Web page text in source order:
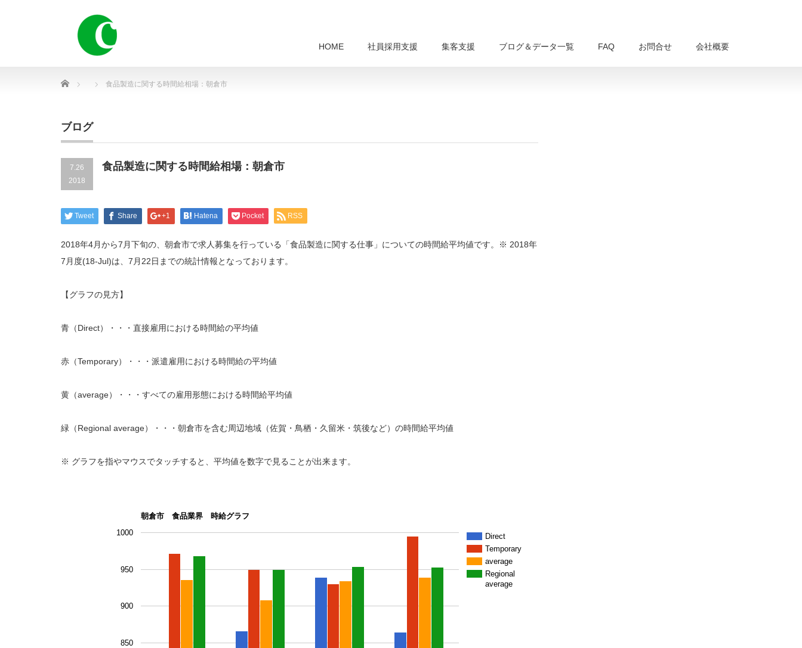
HOME 社員採用支援 集客支援 ブログ＆データ一覧 FAQ お問合せ 会社概要
Home 食品製造に関する時間給相場：朝倉市
ブログ
7.26
2018
食品製造に関する時間給相場：朝倉市
Tweet Share +1 Hatena Pocket RSS
2018年4月から7月下旬の、朝倉市で求人募集を行っている「食品製造に関する仕事」についての時間給平均値です。※ 2018年
7月度(18-Jul)は、7月22日までの統計情報となっております。
【グラフの見方】
青（Direct）・・・直接雇用における時間給の平均値
赤（Temporary）・・・派遣雇用における時間給の平均値
黄（average）・・・すべての雇用形態における時間給平均値
緑（Regional average）・・・朝倉市を含む周辺地域（佐賀・鳥栖・久留米・筑後など）の時間給平均値
※ グラフを指やマウスでタッチすると、平均値を数字で見ることが出来ます。
朝倉市 食品業界 時給グラフ
Direct
Temporary
average
Regional
average
850
900
950
1000